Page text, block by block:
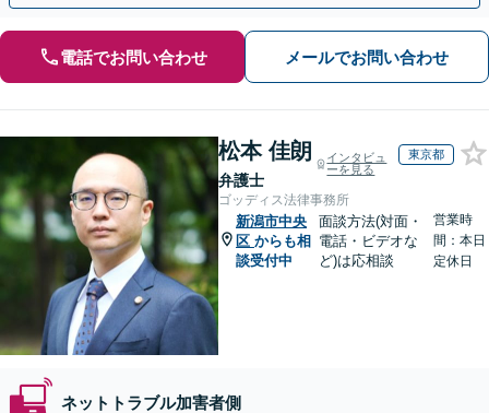
電話でお問い合わせ メールでお問い合わせ
松本 佳朗
弁護士
インタビュ
ーを見る
東京都
ゴッディス法律事務所
新潟市中央
区 からも相
談受付中
面談方法(対面・
電話・ビデオな
ど)は応相談
営業時
間：本日
定休日
ネットトラブル加害者側